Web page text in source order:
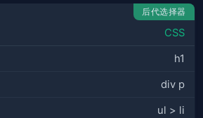
后代选择器
CSS
h1
div p
ul > li